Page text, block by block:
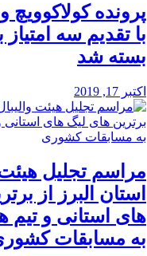
پرونده
با تقدیم سه
بسته شد
اکتبر 17, 2019
مراسم تجلیل هیئت
استان البرز از
های استانی و تیم
به مسابقات